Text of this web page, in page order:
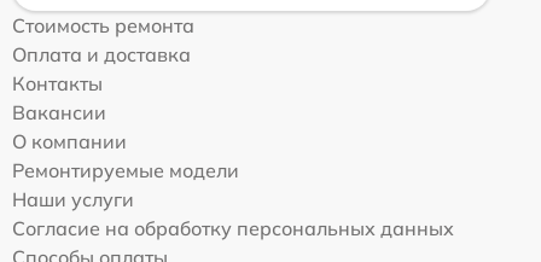
Стоимость ремонта
Оплата и доставка
Контакты
Вакансии
О компании
Ремонтируемые модели
Наши услуги
Согласие на обработку персональных данных